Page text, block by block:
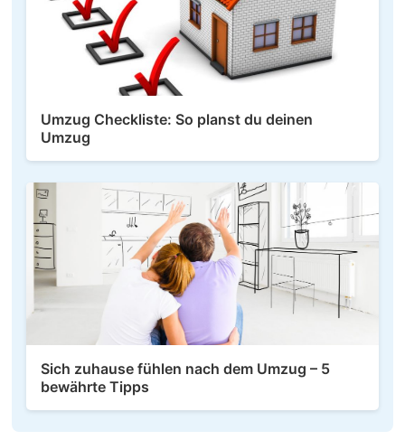
Umzug Checkliste: So planst du deinen
Umzug
Sich zuhause fühlen nach dem Umzug – 5
bewährte Tipps